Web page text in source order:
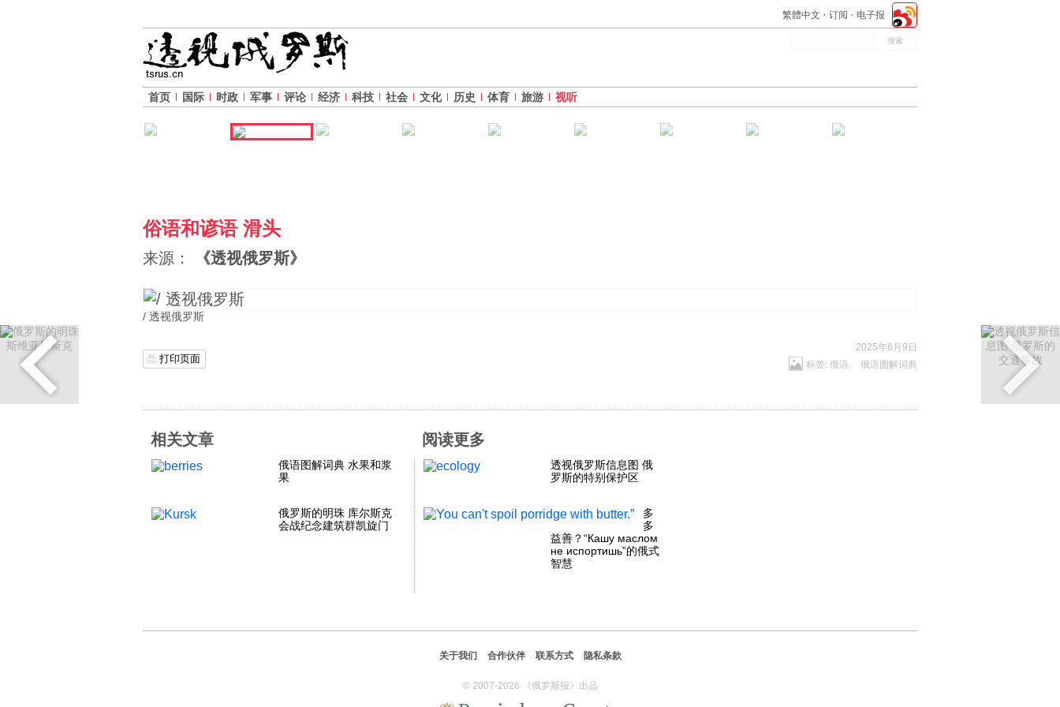
繁體中文 订阅 电子报
首页 国际 时政 军事 评论 经济 科技 社会 文化 历史 体育 旅游 视听
俗语和谚语 滑头
来源： 《透视俄罗斯》
/ 透视俄罗斯
打印页面
2025年6月9日
标签: 俄语、 俄语图解词典
相关文章
俄语图解词典 水果和浆
果
俄罗斯的明珠 库尔斯克
会战纪念建筑群凯旋门
阅读更多
透视俄罗斯信息图 俄
罗斯的特别保护区
多
多
益善？“Кашу маслом
не испортишь”的俄式
智慧
关于我们 合作伙伴 联系方式 隐私条款
© 2007-2026 《俄罗斯报》出品